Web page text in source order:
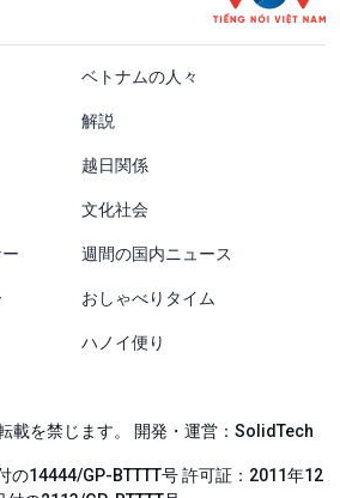
Nhật
ベトナムの人々
解説
越日関係
文化社会
週間の国内ニュース
おしゃべりタイム
ハノイ便り
載を禁じます。 開発・運営：SolidTech
の14444/GP-BTTTT号 許可証：2011年12